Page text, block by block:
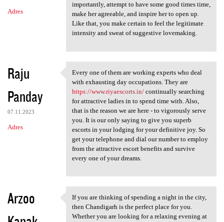
Adres
importantly, attempt to have some good times time,
make her agreeable, and inspire her to open up.
Like that, you make certain to feel the legitimate
intensity and sweat of suggestive lovemaking.
Raju
Panday
07.11.2023
Adres
Every one of them are working
Every one of them are working experts who deal
with exhausting day occupations. They are
https://www.riyaescorts.in/continually searching
for attractive ladies in to spend time with. Also,
that is the reason we are here - to vigorously serve
you. It is our only saying to give you superb
escorts in your lodging for your definitive joy. So
get your telephone and dial our number to employ
from the attractive escort benefits and survive
every one of your dreams.
Arzoo
If you are thinking of
If you are thinking of spending a night in the city,
then Chandigarh is the perfect place for you.
Whether you are looking for a relaxing evening at